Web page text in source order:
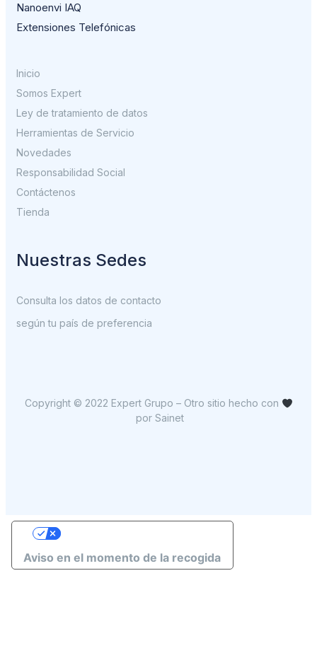
Nanoenvi IAQ
Extensiones Telefónicas
Inicio
Somos Expert
Ley de tratamiento de datos
Herramientas de Servicio
Novedades
Responsabilidad Social
Contáctenos
Tienda
Nuestras Sedes
Consulta los datos de contacto
según tu país de preferencia
Copyright © 2022 Expert Grupo – Otro sitio hecho con
por Sainet
Aviso en el momento de la recogida
Sus opciones de privacidad